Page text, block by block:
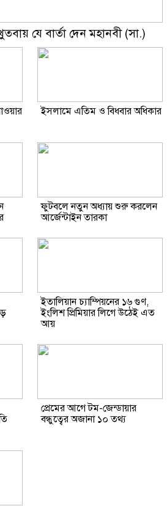
যে বার্তা দেন মহানবী (সা.)
ইসলামে এতিম ও বিধবার অধিকার
ফুটবলে নতুন অধ্যায় শুরু করলেন
আর্জেন্টাইন তারকা
ইতালিয়ান চ্যাম্পিয়নের ১৬ গুণ,
ইংলিশ প্রিমিয়ার লিগে উঠেই এত
আয়
প্রেমের আগে টম-জেন্ডায়ার
বন্ধুত্বের অজানা ১০ তথ্য